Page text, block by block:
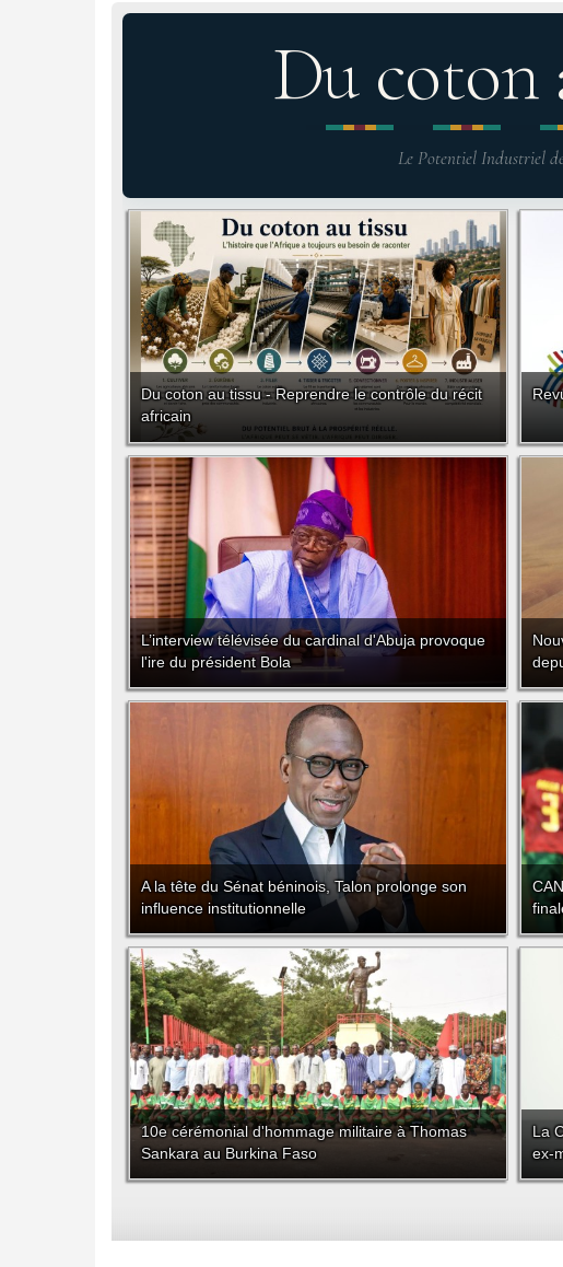
Du coton
Le Potentiel Industriel
Du coton au tissu - Reprendre le contrôle du récit
africain
L’interview télévisée du cardinal d'Abuja provoque
l'ire du président Bola
A la tête du Sénat béninois, Talon prolonge son
influence institutionnelle
10e cérémonial d'hommage militaire à Thomas
Sankara au Burkina Faso
La
ex-